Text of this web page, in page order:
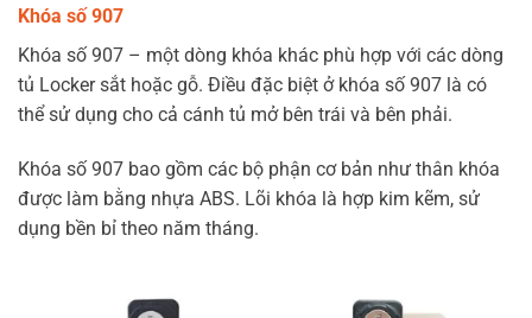
Khóa số 907
Khóa số 907 – một dòng khóa khác phù hợp với các dòng
tủ Locker sắt hoặc gỗ. Điều đặc biệt ở khóa số 907 là có
thể sử dụng cho cả cánh tủ mở bên trái và bên phải.
Khóa số 907 bao gồm các bộ phận cơ bản như thân khóa
được làm bằng nhựa ABS. Lõi khóa là hợp kim kẽm, sử
dụng bền bỉ theo năm tháng.